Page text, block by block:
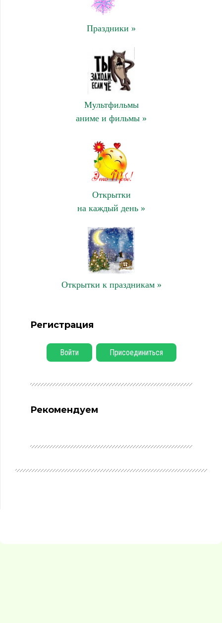
Праздники »
Мультфильмы
аниме и фильмы »
Открытки
на каждый день »
Открытки к праздникам »
Регистрация
Войти Присоединиться
Рекомендуем